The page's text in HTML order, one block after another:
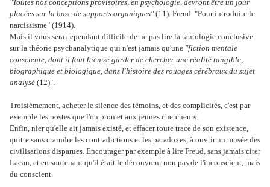
"Toutes nos conceptions provisoires, en psychologie, devront être un jour
placées sur la base de supports organiques"(11). Freud. "Pour introduire le
narcissisme" (1914).
Mais il vous sera cependant difficile de ne pas lire la tautologie conclusive
sur la théorie psychanalytique qui n'est jamais qu'une "fiction mentale
consciente, dont il faut bien se garder de chercher une réalité tangible,
biographique et biologique, dans l'histoire des rouages cérébraux du sujet
analysé (12)".
Troisièmement, acheter le silence des témoins, et des complicités, c'est par
exemple les postes que l'on promet aux jeunes chercheurs.
Enfin, nier qu'elle ait jamais existé, et effacer toute trace de son existence,
quitte sans craindre les contradictions et les paradoxes, à ouvrir un musée des
civilisations disparues. Encourager par exemple à lire Freud, sans jamais citer
Lacan, et en soutenant qu'il était le découvreur non pas de l'inconscient, mais
du conscient.